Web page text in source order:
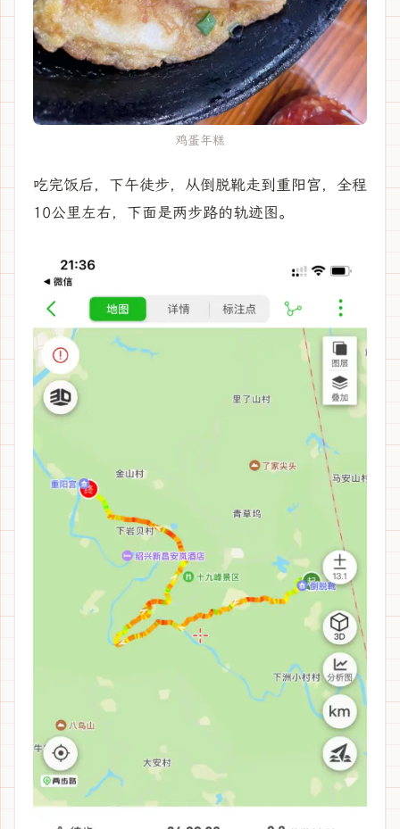
鸡蛋年糕
吃完饭后，下午徒步，从倒脱靴走到重阳宫，全程
10公里左右，下面是两步路的轨迹图。